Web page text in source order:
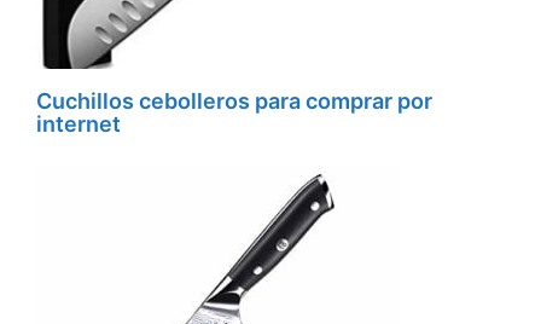
Cuchillos cebolleros para comprar por
internet